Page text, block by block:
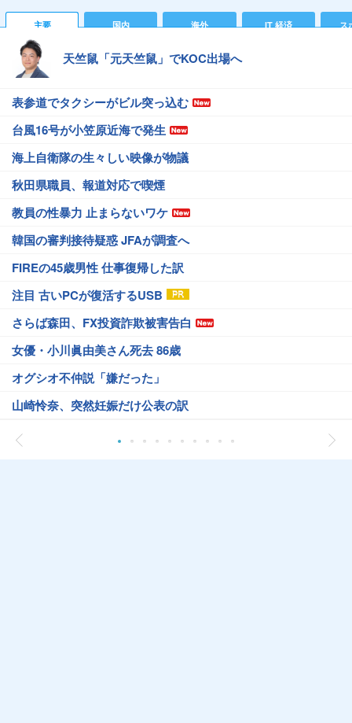
主要 国内 海外 IT 経済 ス
天竺鼠「元天竺鼠」でKOC出場へ
表参道でタクシーがビル突っ込む
台風16号が小笠原近海で発生
海上自衛隊の生々しい映像が物議
秋田県職員、報道対応で喫煙
教員の性暴力 止まらないワケ
韓国の審判接待疑惑 JFAが調査へ
FIREの45歳男性 仕事復帰した訳
注目 古いPCが復活するUSB
さらば森田、FX投資詐欺被害告白
女優・小川眞由美さん死去 86歳
オグシオ不仲説「嫌だった」
山崎怜奈、突然妊娠だけ公表の訳